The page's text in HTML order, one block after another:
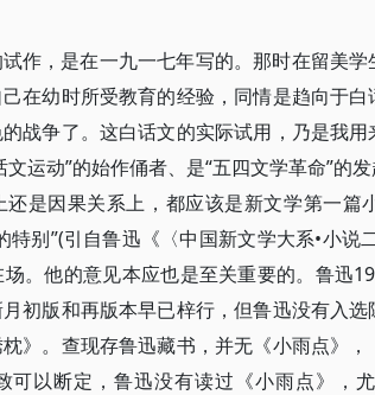
试作，是在一九一七年写的。那时在留美
在幼时所受教育的经验，同情是趋向于白
战争了。这白话文的实际试用，乃是我
运动”的始作俑者、是“五四文学革命”的
还是因果关系上，都应该是新文学第一
特别”(引自鲁迅《〈中国新文学大系•小
。他的意见本应也是至关重要的。鲁迅
初版和再版本早已梓行，但鲁迅没有入
》。查现存鲁迅藏书，并无《小雨点》
可以断定，鲁迅没有读过《小雨点》，